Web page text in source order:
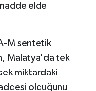
elde
M sentetik
Malatya'da tek
miktardaki
olduğunu